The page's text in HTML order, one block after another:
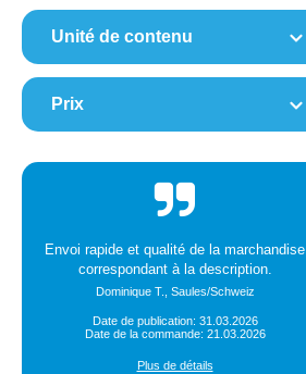
Unité de contenu
Prix
Envoi rapide et qualité de la marchandise
correspondant à la description.
Dominique T., Saules/Schweiz
Date de publication: 31.03.2026
Date de la commande: 21.03.2026
Plus de détails